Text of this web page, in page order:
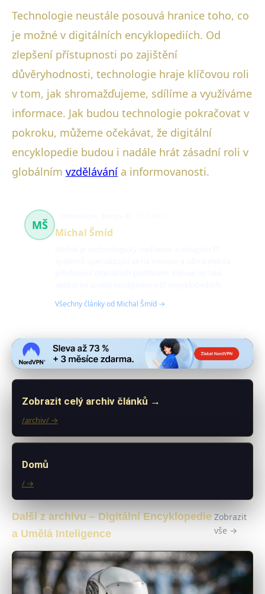
Technologie neustále posouvá hranice toho, co
je možné v digitálních encyklopediích. Od
zlepšení přístupnosti po zajištění
důvěryhodnosti, technologie hraje klíčovou roli
v tom, jak shromažďujeme, sdílíme a využíváme
informace. Jak budou technologie pokračovat v
pokroku, můžeme očekávat, že digitální
encyklopedie budou i nadále hrát zásadní roli v
globálním vzdělávání a informovanosti.
MŠ
Michal Šmíd
Všechny články od Michal Šmíd →
Zobrazit celý archiv článků →
/archiv/ →
Domů
/ →
Další z archivu – Digitální Encyklopedie
a Umělá Inteligence
Zobrazit
vše →